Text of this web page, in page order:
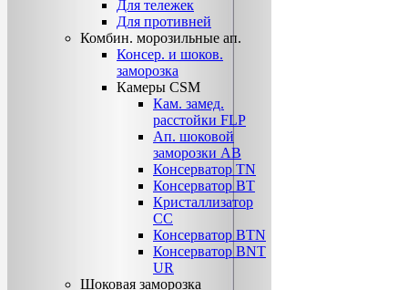
Для тележек
Для противней
Комбин. морозильные ап.
Консер. и шоков.
заморозка
Камеры CSM
Кам. замед.
расстойки FLP
Ап. шоковой
заморозки АВ
Консерватор TN
Консерватор ВТ
Кристаллизатор
СС
Консерватор ВТN
Консерватор ВNТ
UR
Шоковая заморозка